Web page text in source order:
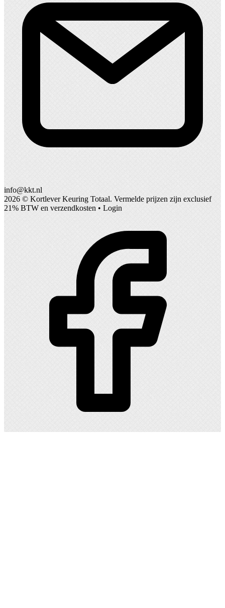
info@kkt.nl
2026 © Kortlever Keuring Totaal. Vermelde prijzen zijn exclusief
21% BTW en verzendkosten • Login